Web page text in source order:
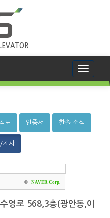
Toggle
도 인증서 한솔 소식
지사
© NAVER Corp.
영로 568,3층(광안동,이